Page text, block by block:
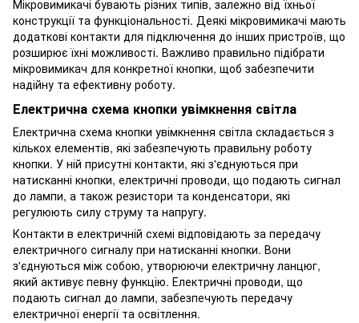
Мікровимикачі бувають різних типів, залежно від їхньої
конструкції та функціональності. Деякі мікровимикачі мають
додаткові контакти для підключення до інших пристроїв, що
розширює їхні можливості. Важливо правильно підібрати
мікровимикач для конкретної кнопки, щоб забезпечити
надійну та ефективну роботу.
Електрична схема кнопки увімкнення світла
Електрична схема кнопки увімкнення світла складається з
кількох елементів, які забезпечують правильну роботу
кнопки. У ній присутні контакти, які з'єднуються при
натисканні кнопки, електричні проводи, що подають сигнал
до лампи, а також резистори та конденсатори, які
регулюють силу струму та напругу.
Контакти в електричній схемі відповідають за передачу
електричного сигналу при натисканні кнопки. Вони
з'єднуються між собою, утворюючи електричну ланцюг,
який активує певну функцію. Електричні проводи, що
подають сигнал до лампи, забезпечують передачу
електричної енергії та освітлення.